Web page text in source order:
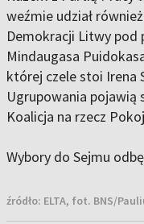
weźmie udział
Demokracji Litwy pod
Mindaugasa
której czele stoi Irena
Ugrupowania pojawią
Koalicja na rzecz
Wybory do Sejmu
źródło: ELTA, fot. BNS/